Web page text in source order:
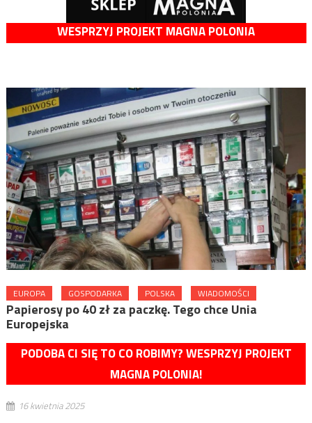
WESPRZYJ PROJEKT MAGNA POLONIA
EUROPA GOSPODARKA POLSKA WIADOMOŚCI
Papierosy po 40 zł za paczkę. Tego chce Unia
Europejska
PODOBA CI SIĘ TO CO ROBIMY? WESPRZYJ PROJEKT
MAGNA POLONIA!
16 kwietnia 2025